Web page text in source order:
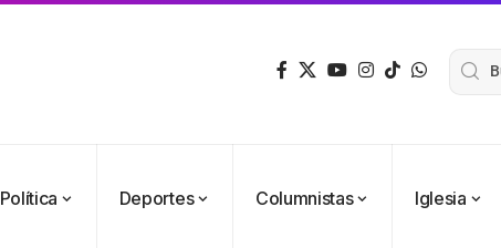
Política Deportes Columnistas Iglesia